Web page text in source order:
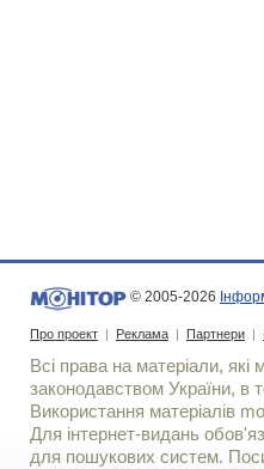
© 2005-2026
Про проект | Реклама | Партнери |
Всі права на матеріали, які
законодавством України, в
Використання матерiалiв
Для iнтернет-видань
для пошукових систем.